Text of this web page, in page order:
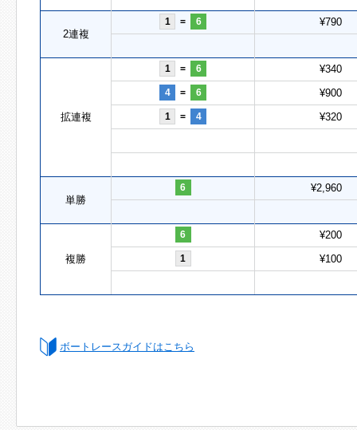
2連複
1 = 6 ¥790
拡連複
1 = 6 ¥340
4 = 6 ¥900
1 = 4 ¥320
単勝
6 ¥2,960
複勝
6 ¥200
1 ¥100
ボートレースガイドはこちら